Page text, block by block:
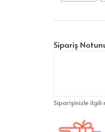
Sipariş
Siparişinizle